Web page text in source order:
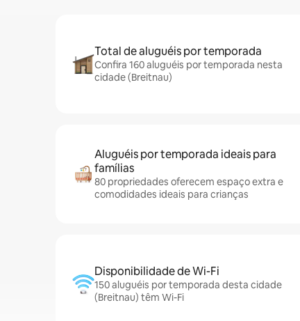
Total de aluguéis por temporada
Confira 160 aluguéis por temporada nesta
cidade (Breitnau)
Aluguéis por temporada ideais para
famílias
80 propriedades oferecem espaço extra e
comodidades ideais para crianças
Disponibilidade de Wi-Fi
150 aluguéis por temporada desta cidade
(Breitnau) têm Wi-Fi